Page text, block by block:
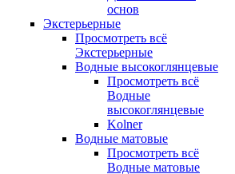
основ
Экстерьерные
Просмотреть всё
Экстерьерные
Водные высокоглянцевые
Просмотреть всё
Водные
высокоглянцевые
Kolner
Водные матовые
Просмотреть всё
Водные матовые